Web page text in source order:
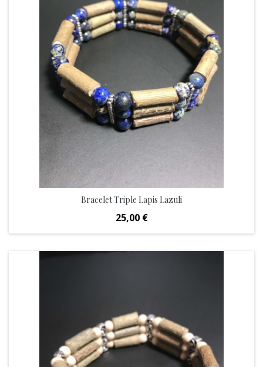
Bracelet Triple Lapis Lazuli
Prix
25,00 €